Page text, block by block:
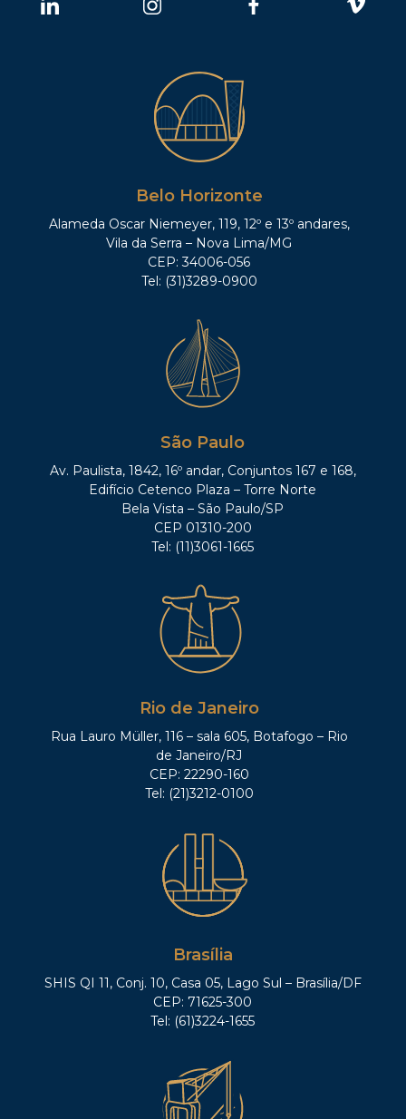
Belo Horizonte
Alameda Oscar Niemeyer, 119, 12º e 13º andares,
Vila da Serra – Nova Lima/MG
CEP: 34006-056
Tel: (31)3289-0900
São Paulo
Av. Paulista, 1842, 16º andar, Conjuntos 167 e 168,
Edifício Cetenco Plaza – Torre Norte
Bela Vista – São Paulo/SP
CEP 01310-200
Tel: (11)3061-1665
Rio de Janeiro
Rua Lauro Müller, 116 – sala 605, Botafogo – Rio
de Janeiro/RJ
CEP: 22290-160
Tel: (21)3212-0100
Brasília
SHIS QI 11, Conj. 10, Casa 05, Lago Sul – Brasília/DF
CEP: 71625-300
Tel: (61)3224-1655